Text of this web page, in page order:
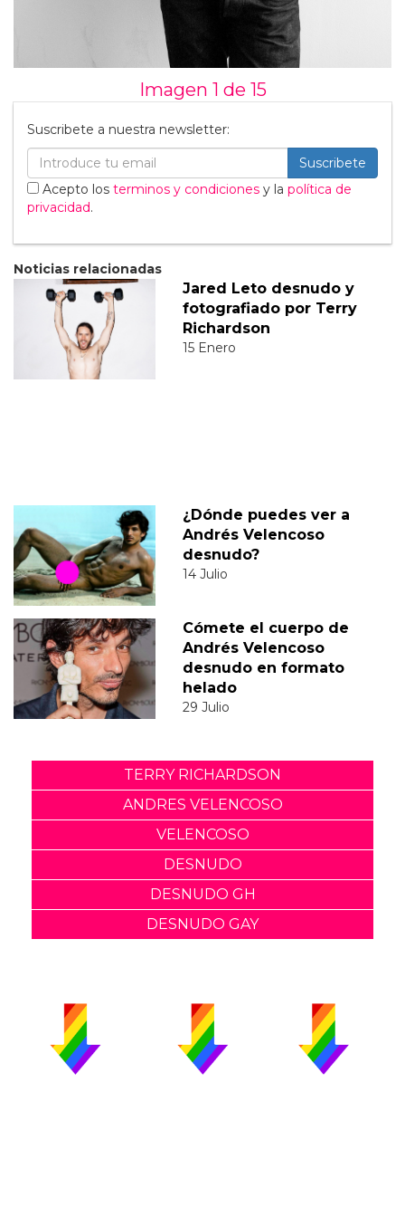
Imagen 1 de 15
Suscribete a nuestra newsletter:
Suscribete
Acepto los terminos y condiciones y la política de
privacidad.
Noticias relacionadas
Jared Leto desnudo y
fotografiado por Terry
Richardson
15 Enero
¿Dónde puedes ver a
Andrés Velencoso
desnudo?
14 Julio
Cómete el cuerpo de
Andrés Velencoso
desnudo en formato
helado
29 Julio
TERRY RICHARDSON
ANDRES VELENCOSO
VELENCOSO
DESNUDO
DESNUDO GH
DESNUDO GAY